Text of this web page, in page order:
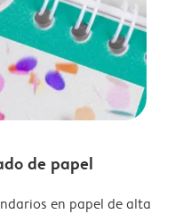
de papel
en papel de alta